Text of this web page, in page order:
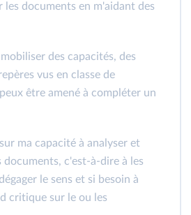
les documents en m'aidant des
des capacités, des
vus en classe de
être amené à compléter un
ma capacité à analyser et
documents, c'est-à-dire à les
le sens et si besoin à
critique sur le ou les